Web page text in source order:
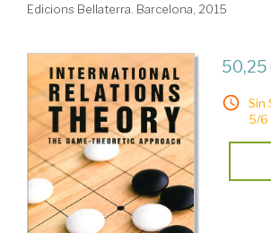
Edicions Bellaterra. Barcelona, 2015
50,25
Sin
5/6